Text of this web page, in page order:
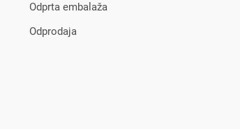
Odprta embalaža
Odprodaja